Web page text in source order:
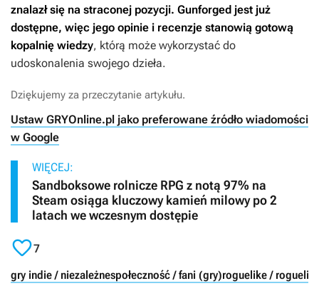
znalazł się na straconej pozycji. Gunforged jest już
dostępne, więc jego opinie i recenzje stanowią gotową
kopalnię wiedzy, którą może wykorzystać do
udoskonalenia swojego dzieła.
Dziękujemy za przeczytanie artykułu.
Ustaw GRYOnline.pl jako preferowane źródło wiadomości
w Google
WIĘCEJ:
Sandboksowe rolnicze RPG z notą 97% na
Steam osiąga kluczowy kamień milowy po 2
latach we wczesnym dostępie
7
gry indie / niezależnespołeczność / fani (gry)roguelike / roguelite